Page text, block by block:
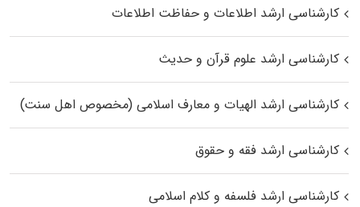
کارشناسی ارشد اطلاعات و حفاظت اطلاعات
کارشناسی ارشد علوم قرآن و حدیث
کارشناسی ارشد الهیات و معارف اسلامی (مخصوص اهل سنت)
کارشناسی ارشد فقه و حقوق
کارشناسی ارشد فلسفه و کلام اسلامی